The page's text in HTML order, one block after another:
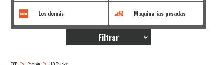
Los demás Maquinarias pesadas
Filtrar